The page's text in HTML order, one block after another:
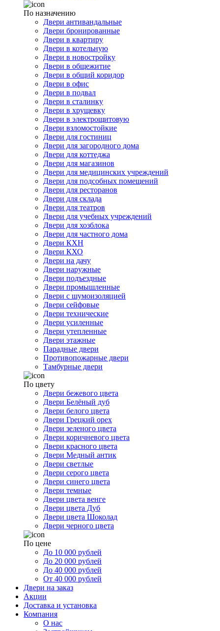
По назначению
Двери антивандальные
Двери бронированные
Двери в квартиру
Двери в котельную
Двери в новостройку
Двери в общежитие
Двери в общий коридор
Двери в офис
Двери в подвал
Двери в сталинку
Двери в хрущевку
Двери в электрощитовую
Двери взломостойкие
Двери для гостиниц
Двери для загородного дома
Двери для коттеджа
Двери для магазинов
Двери для медицинских учреждений
Двери для подсобных помещений
Двери для ресторанов
Двери для склада
Двери для театров
Двери для учебных учреждений
Двери для хозблока
Двери для частного дома
Двери КХН
Двери КХО
Двери на дачу
Двери наружные
Двери подъездные
Двери промышленные
Двери с шумоизоляцией
Двери сейфовые
Двери технические
Двери усиленные
Двери утепленные
Двери этажные
Парадные двери
Противопожарные двери
Тамбурные двери
По цвету
Двери бежевого цвета
Двери Белёный дуб
Двери белого цвета
Двери Грецкий орех
Двери зеленого цвета
Двери коричневого цвета
Двери красного цвета
Двери Медный антик
Двери светлые
Двери серого цвета
Двери синего цвета
Двери темные
Двери цвета венге
Двери цвета Дуб
Двери цвета Шоколад
Двери черного цвета
По цене
До 10 000 рублей
До 20 000 рублей
До 40 000 рублей
От 40 000 рублей
Двери на заказ
Акции
Доставка и установка
Компания
О нас